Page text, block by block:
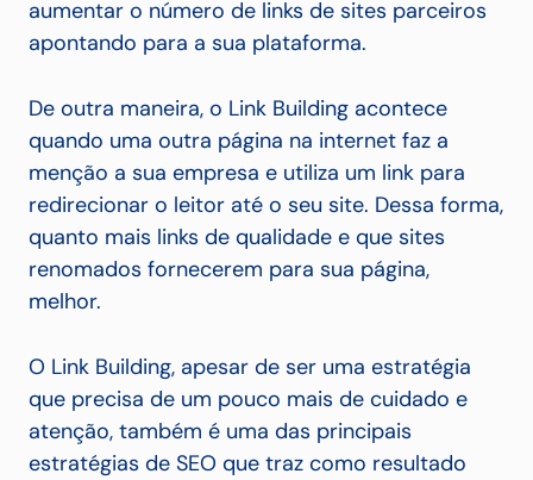
aumentar o número de links de sites parceiros
apontando para a sua plataforma.
De outra maneira, o Link Building acontece
quando uma outra página na internet faz a
menção a sua empresa e utiliza um link para
redirecionar o leitor até o seu site. Dessa forma,
quanto mais links de qualidade e que sites
renomados fornecerem para sua página,
melhor.
O Link Building, apesar de ser uma estratégia
que precisa de um pouco mais de cuidado e
atenção, também é uma das principais
estratégias de SEO que traz como resultado